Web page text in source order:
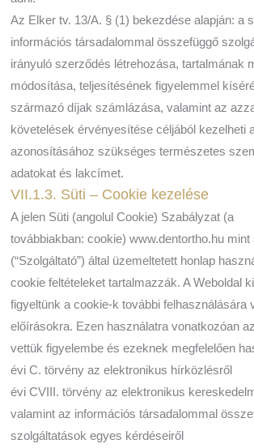
Az Elker tv. 13/A. § (1) bekezdése alapján: a
információs társadalommal összefüggő
irányuló szerződés létrehozása, tartalmának
módosítása, teljesítésének figyelemmel
származó díjak számlázása, valamint az
követelések érvényesítése céljából kezelheti
azonosításához szükséges természetes
adatokat és lakcímet.
VII.1.3. Süti – Cookie kezelése
A jelen Süti (angolul Cookie) Szabályzat (a
továbbiakban: cookie) www.dentortho.hu mint
(“Szolgáltató”) által üzemeltetett honlap
cookie feltételeket tartalmazzák. A Weboldal
figyeltünk a cookie-k további felhasználására
előírásokra. Ezen használatra vonatkozóan
vettük figyelembe és ezeknek megfelelően
évi C. törvény az elektronikus hírközlésről
évi CVIII. törvény az elektronikus
valamint az információs társadalommal
szolgáltatások egyes kérdéseiről